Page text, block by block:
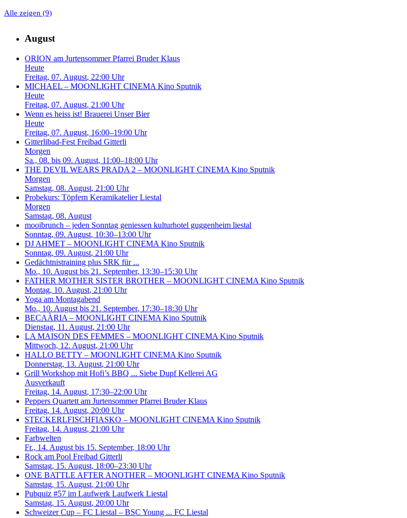
Alle zeigen (9)
August
ORION am Jurtensommer Pfarrei Bruder Klaus
Heute
Freitag, 07. August, 22:00 Uhr
MICHAEL – MOONLIGHT CINEMA Kino Sputnik
Heute
Freitag, 07. August, 21:00 Uhr
Wenn es heiss ist! Brauerei Unser Bier
Heute
Freitag, 07. August, 16:00–19:00 Uhr
Gitterlibad-Fest Freibad Gitterli
Morgen
Sa., 08. bis 09. August, 11:00–18:00 Uhr
THE DEVIL WEARS PRADA 2 – MOONLIGHT CINEMA Kino Sputnik
Morgen
Samstag, 08. August, 21:00 Uhr
Probekurs: Töpfern Keramikatelier Liestal
Morgen
Samstag, 08. August
mooibrunch – jeden Sonntag geniessen kulturhotel guggenheim liestal
Sonntag, 09. August, 10:30–13:00 Uhr
DJ AHMET – MOONLIGHT CINEMA Kino Sputnik
Sonntag, 09. August, 21:00 Uhr
Gedächtnistraining plus SRK für ...
Mo., 10. August bis 21. September, 13:30–15:30 Uhr
FATHER MOTHER SISTER BROTHER – MOONLIGHT CINEMA Kino Sputnik
Montag, 10. August, 21:00 Uhr
Yoga am Montagabend
Mo., 10. August bis 21. September, 17:30–18:30 Uhr
BECAÀRIA – MOONLIGHT CINEMA Kino Sputnik
Dienstag, 11. August, 21:00 Uhr
LA MAISON DES FEMMES – MOONLIGHT CINEMA Kino Sputnik
Mittwoch, 12. August, 21:00 Uhr
HALLO BETTY – MOONLIGHT CINEMA Kino Sputnik
Donnerstag, 13. August, 21:00 Uhr
Grill Workshop mit Hofi’s BBQ ... Siebe Dupf Kellerei AG
Ausverkauft
Freitag, 14. August, 17:30–22:00 Uhr
Peppers Quartett am Jurtensommer Pfarrei Bruder Klaus
Freitag, 14. August, 20:00 Uhr
STECKERLFISCHFIASKO – MOONLIGHT CINEMA Kino Sputnik
Freitag, 14. August, 21:00 Uhr
Farbwelten
Fr., 14. August bis 15. September, 18:00 Uhr
Rock am Pool Freibad Gitterli
Samstag, 15. August, 18:00–23:30 Uhr
ONE BATTLE AFTER ANOTHER – MOONLIGHT CINEMA Kino Sputnik
Samstag, 15. August, 21:00 Uhr
Pubquiz #57 im Laufwerk Laufwerk Liestal
Samstag, 15. August, 20:00 Uhr
Schweizer Cup – FC Liestal – BSC Young ... FC Liestal